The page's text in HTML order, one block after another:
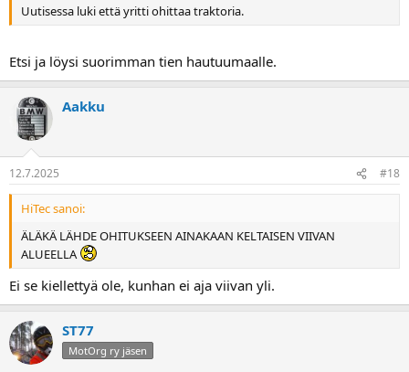
Uutisessa luki että yritti ohittaa traktoria.
Etsi ja löysi suorimman tien hautuumaalle.
Aakku
12.7.2025 #18
HiTec sanoi:
ÄLÄKÄ LÄHDE OHITUKSEEN AINAKAAN KELTAISEN VIIVAN
ALUEELLA
Ei se kiellettyä ole, kunhan ei aja viivan yli.
ST77
MotOrg ry jäsen